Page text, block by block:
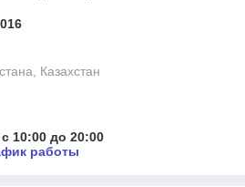
Казахстан
10:00 до 20:00
работы